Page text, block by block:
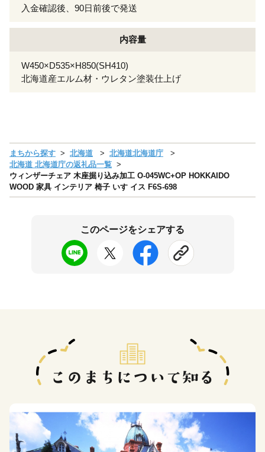
入金確認後、90日前後で発送
内容量
W450×D535×H850(SH410)
北海道産エルム材・ウレタン塗装仕上げ
まちから探す 北海道
北海道北海道庁
北海道 北海道庁の返礼品一覧
ウィンザーチェア 木座掘り込み加工 O-045WC+OP HOKKAIDO
WOOD 家具 インテリア 椅子 いす イス F6S-698
このページをシェアする